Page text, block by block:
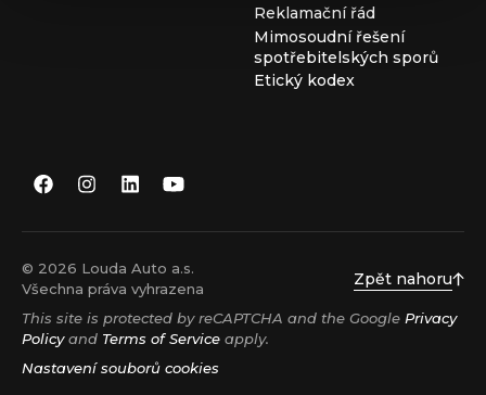
Reklamační řád
Mimosoudní řešení
spotřebitelských sporů
Etický kodex
© 2026 Louda Auto a.s.
Všechna práva vyhrazena
Zpět nahoru
This site is protected by reCAPTCHA and the Google Privacy
Policyand Terms of Service apply.
Nastavení souborů cookies